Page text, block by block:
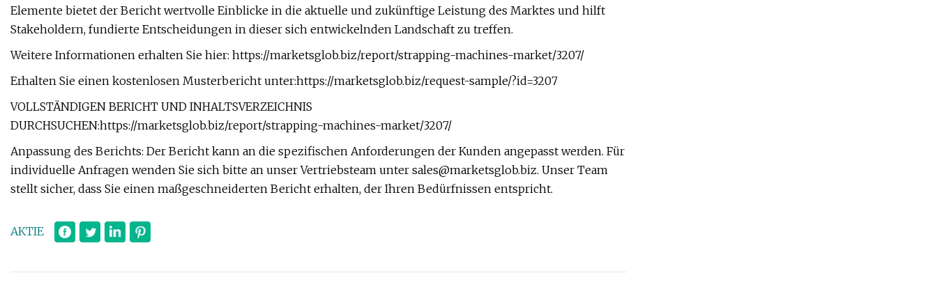
Elemente bietet der Bericht wertvolle Einblicke in die aktuelle und zukünftige Leistung des Marktes und hilft
Stakeholdern, fundierte Entscheidungen in dieser sich entwickelnden Landschaft zu treffen.
Weitere Informationen erhalten Sie hier: https://marketsglob.biz/report/strapping-machines-market/3207/
Erhalten Sie einen kostenlosen Musterbericht unter:https://marketsglob.biz/request-sample/?id=3207
VOLLSTÄNDIGEN BERICHT UND INHALTSVERZEICHNIS
DURCHSUCHEN:https://marketsglob.biz/report/strapping-machines-market/3207/
Anpassung des Berichts: Der Bericht kann an die spezifischen Anforderungen der Kunden angepasst werden. Für
individuelle Anfragen wenden Sie sich bitte an unser Vertriebsteam unter sales@marketsglob.biz. Unser Team
stellt sicher, dass Sie einen maßgeschneiderten Bericht erhalten, der Ihren Bedürfnissen entspricht.
AKTIE